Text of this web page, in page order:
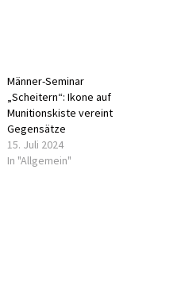
Männer-Seminar
„Scheitern“: Ikone auf
Munitionskiste vereint
Gegensätze
15. Juli 2024
In "Allgemein"